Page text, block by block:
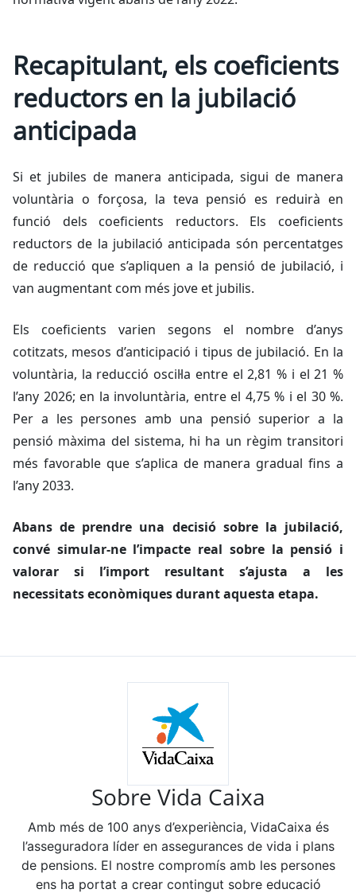
Recapitulant, els coeficients
reductors en la jubilació
anticipada
Si et jubiles de manera anticipada, sigui de manera
voluntària o forçosa, la teva pensió es reduirà en
funció dels coeficients reductors. Els coeficients
reductors de la jubilació anticipada són percentatges
de reducció que s’apliquen a la pensió de jubilació, i
van augmentant com més jove et jubilis.
Els coeficients varien segons el nombre d’anys
cotitzats, mesos d’anticipació i tipus de jubilació. En la
voluntària, la reducció oscil·la entre el 2,81 % i el 21 %
l’any 2026; en la involuntària, entre el 4,75 % i el 30 %.
Per a les persones amb una pensió superior a la
pensió màxima del sistema, hi ha un règim transitori
més favorable que s’aplica de manera gradual fins a
l’any 2033.
Abans de prendre una decisió sobre la jubilació,
convé simular-ne l’impacte real sobre la pensió i
valorar si l’import resultant s’ajusta a les
necessitats econòmiques durant aquesta etapa.
Sobre Vida Caixa
Amb més de 100 anys d’experiència, VidaCaixa és
l’asseguradora líder en assegurances de vida i plans
de pensions. El nostre compromís amb les persones
ens ha portat a crear contingut sobre educació